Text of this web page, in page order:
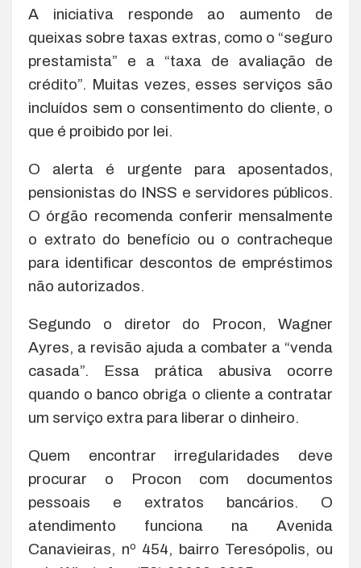
A iniciativa responde ao aumento de
queixas sobre taxas extras, como o “seguro
prestamista” e a “taxa de avaliação de
crédito”. Muitas vezes, esses serviços são
incluídos sem o consentimento do cliente, o
que é proibido por lei.
O alerta é urgente para aposentados,
pensionistas do INSS e servidores públicos.
O órgão recomenda conferir mensalmente
o extrato do benefício ou o contracheque
para identificar descontos de empréstimos
não autorizados.
Segundo o diretor do Procon, Wagner
Ayres, a revisão ajuda a combater a “venda
casada”. Essa prática abusiva ocorre
quando o banco obriga o cliente a contratar
um serviço extra para liberar o dinheiro.
Quem encontrar irregularidades deve
procurar o Procon com documentos
pessoais e extratos bancários. O
atendimento funciona na Avenida
Canavieiras, nº 454, bairro Teresópolis, ou